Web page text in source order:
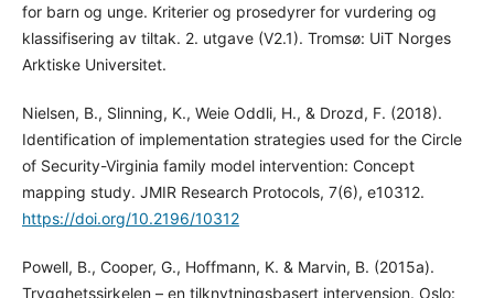
for barn og unge. Kriterier og prosedyrer for vurdering og
klassifisering av tiltak. 2. utgave (V2.1). Tromsø: UiT Norges
Arktiske Universitet.
Nielsen, B., Slinning, K., Weie Oddli, H., & Drozd, F. (2018).
Identification of implementation strategies used for the Circle
of Security-Virginia family model intervention: Concept
mapping study. JMIR Research Protocols, 7(6), e10312.
https://doi.org/10.2196/10312
Powell, B., Cooper, G., Hoffmann, K. & Marvin, B. (2015a).
Trygghetssirkelen – en tilknytningsbasert intervensjon. Oslo: